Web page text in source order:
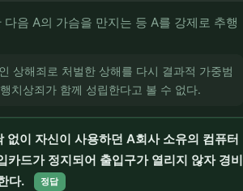
음 A의 가슴을 만지는 등 A를 강제로 추행
상해죄로 처벌한 상해를 다시 결과적 가중범
치상죄가 함께 성립한다고 볼 수 없다.
이 자신이 사용하던 A회사 소유의 컴퓨터
드가 정지되어 출입구가 열리지 않자 경비
다.
정답